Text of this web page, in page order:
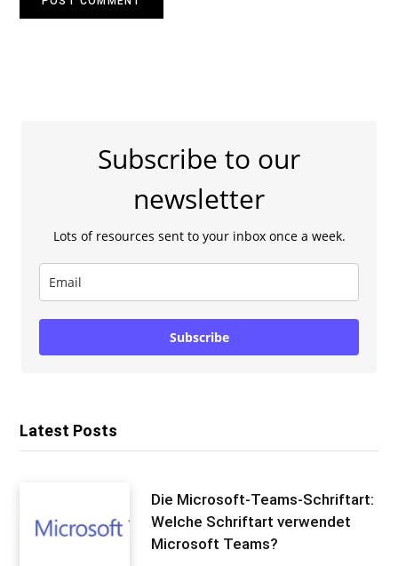
Subscribe to our
newsletter
Lots of resources sent to your inbox once a week.
Subscribe
Latest Posts
Die Microsoft-Teams-Schriftart:
Welche Schriftart verwendet
Microsoft Teams?